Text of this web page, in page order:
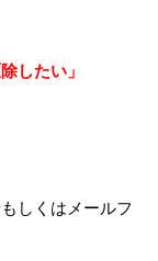
したい」
しくはメールフ